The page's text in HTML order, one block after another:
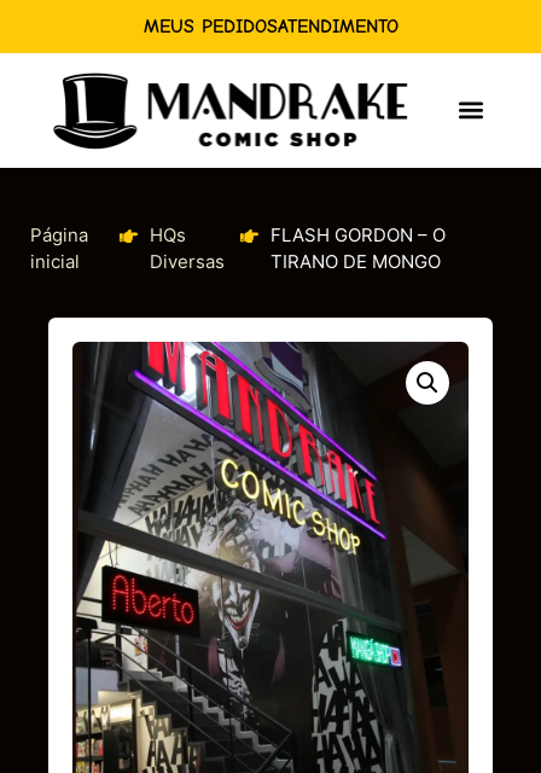
MEUS PEDIDOSATENDIMENTO
Página
inicial
HQs
Diversas
FLASH GORDON – O
TIRANO DE MONGO